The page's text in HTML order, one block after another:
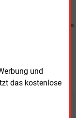
und
das kostenlose
„BEEN-i 2.0“
und